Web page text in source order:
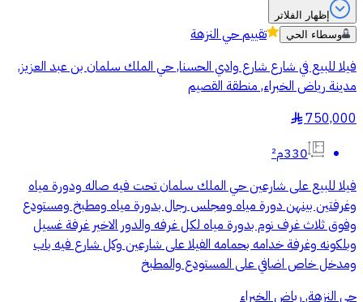
إظهار الفلاتر
وسطاء الحي
تقييمحي النزهة
فيلا للبيع في شارع شارع وادي الحسنا, حي الملك سلمان بن عبد العزيز,
مدينة رياض الخبراء, منطقة القصيم
750,000
§
330م²
فيلا للبيع على شارعين حي الملك سلمان تحت فيه صاله ودورة مياه
وغرفتين بينهن دورة مياه ومجلس رجال بدورة مياه ومطبخ ومستودع
وفوق ثلاث غرف نوم بدورة مياه لكل غرفه والدور الاخير غرفة غسيل
وبلكونه وغرفة خدامه بحمامه الفيلا على شارعين وكل شارع فيه باب
ومدخل خاص اضافي على المستودع والمطبخ
حي النزهة, رياض الخبراء